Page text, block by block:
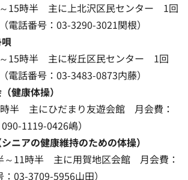
15時半 主に上北沢区民センター 1回
電話番号：03-3290-3021関根）
15時半 主に桜丘区民センター 1回
電話番号：03-3483-0873内藤）
健康体操）
半 主にひだまり友遊会館 月会費：
1119-0426嶋）
ニアの健康維持のための体操）
～11時半 主に用賀地区会館 月会費：
03-3709-5956山田）